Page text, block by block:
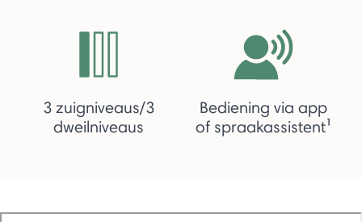
3 zuigniveaus/3
dweilniveaus
Bediening via app
of spraakassistent¹